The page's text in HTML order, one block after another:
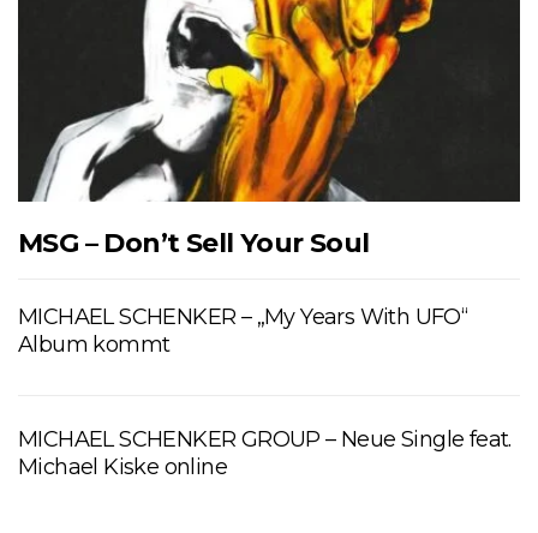
MSG – Don’t Sell Your Soul
MICHAEL SCHENKER – „My Years With UFO“
Album kommt
MICHAEL SCHENKER GROUP – Neue Single feat.
Michael Kiske online